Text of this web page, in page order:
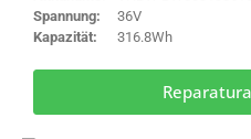
Spannung:
36V
Kapazität:
316.8Wh